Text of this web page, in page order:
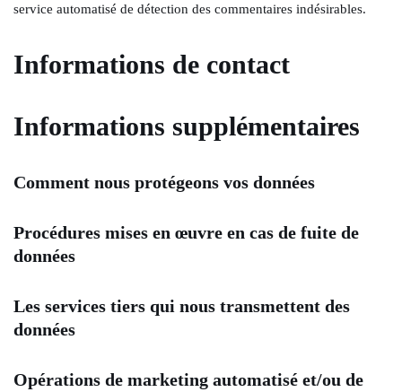
service automatisé de détection des commentaires indésirables.
Informations de contact
Informations supplémentaires
Comment nous protégeons vos données
Procédures mises en œuvre en cas de fuite de
données
Les services tiers qui nous transmettent des
données
Opérations de marketing automatisé et/ou de